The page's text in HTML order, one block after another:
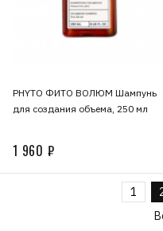
PHYTO ФИТО ВОЛЮМ Шампунь
для создания объема, 250 мл
1 960 ₽
1